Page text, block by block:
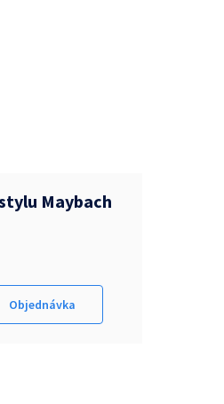
Maybach
Objednávka